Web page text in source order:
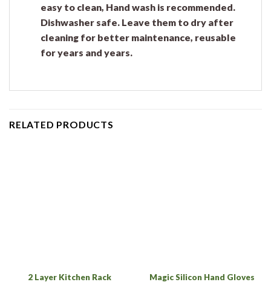
easy to clean, Hand wash is recommended.
Dishwasher safe. Leave them to dry after
cleaning for better maintenance, reusable
for years and years.
RELATED PRODUCTS
2 Layer Kitchen Rack
Magic Silicon Hand Gloves